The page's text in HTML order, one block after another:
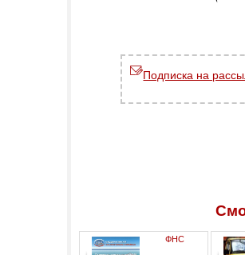
Подписка на
ФНС